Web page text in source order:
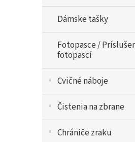
Dámske tašky
Fotopasce /
fotopascí
Cvičné náboje
Čistenia na zbrane
Chrániče zraku